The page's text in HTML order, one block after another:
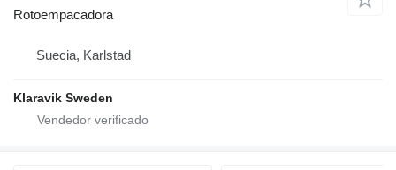
Rotoempacadora
Suecia, Karlstad
Klaravik Sweden